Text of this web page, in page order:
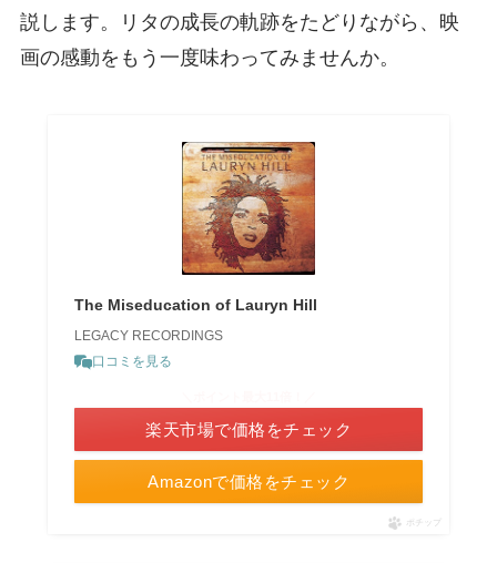
説します。リタの成長の軌跡をたどりながら、映
画の感動をもう一度味わってみませんか。
The Miseducation of Lauryn Hill
LEGACY RECORDINGS
口コミを見る
Amazonで価格をチェック
楽天市場で価格をチェック
ポチップ